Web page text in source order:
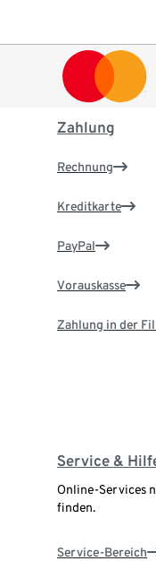
Zahlung
Rechnung
Kreditkarte
PayPal
Vorauskasse
Zahlung in der
Service &
Online-Services
finden.
Service-Bereich